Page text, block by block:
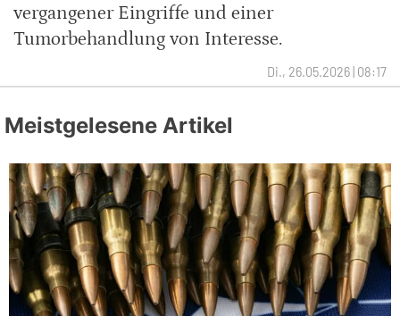
vergangener Eingriffe und einer
Tumorbehandlung von Interesse.
Di., 26.05.2026 | 08:17
Meistgelesene Artikel